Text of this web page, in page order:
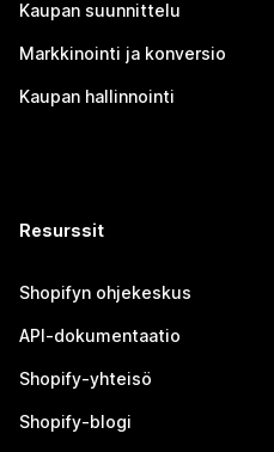
Kaupan suunnittelu
Markkinointi ja konversio
Kaupan hallinnointi
Resurssit
Shopifyn ohjekeskus
API-dokumentaatio
Shopify-yhteisö
Shopify-blogi